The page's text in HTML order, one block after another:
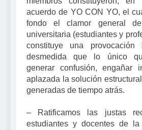
acuerdo de YO CON YO, el
fondo el clamor general
universitaria (estudiantes y
constituye una provocación
desmedida que lo único
generar confusión, engañar
aplazada la solución
generadas de tiempo atrás.
– Ratificamos las justas
estudiantes y docentes de